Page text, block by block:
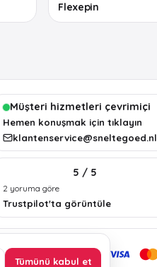
Flexepin
Müşteri hizmetleri çevrimiçi
Hemen konuşmak için tıklayın
klantenservice@sneltegoed.nl
5 / 5
2 yoruma göre
Trustpilot'ta görüntüle
Tümünü kabul et